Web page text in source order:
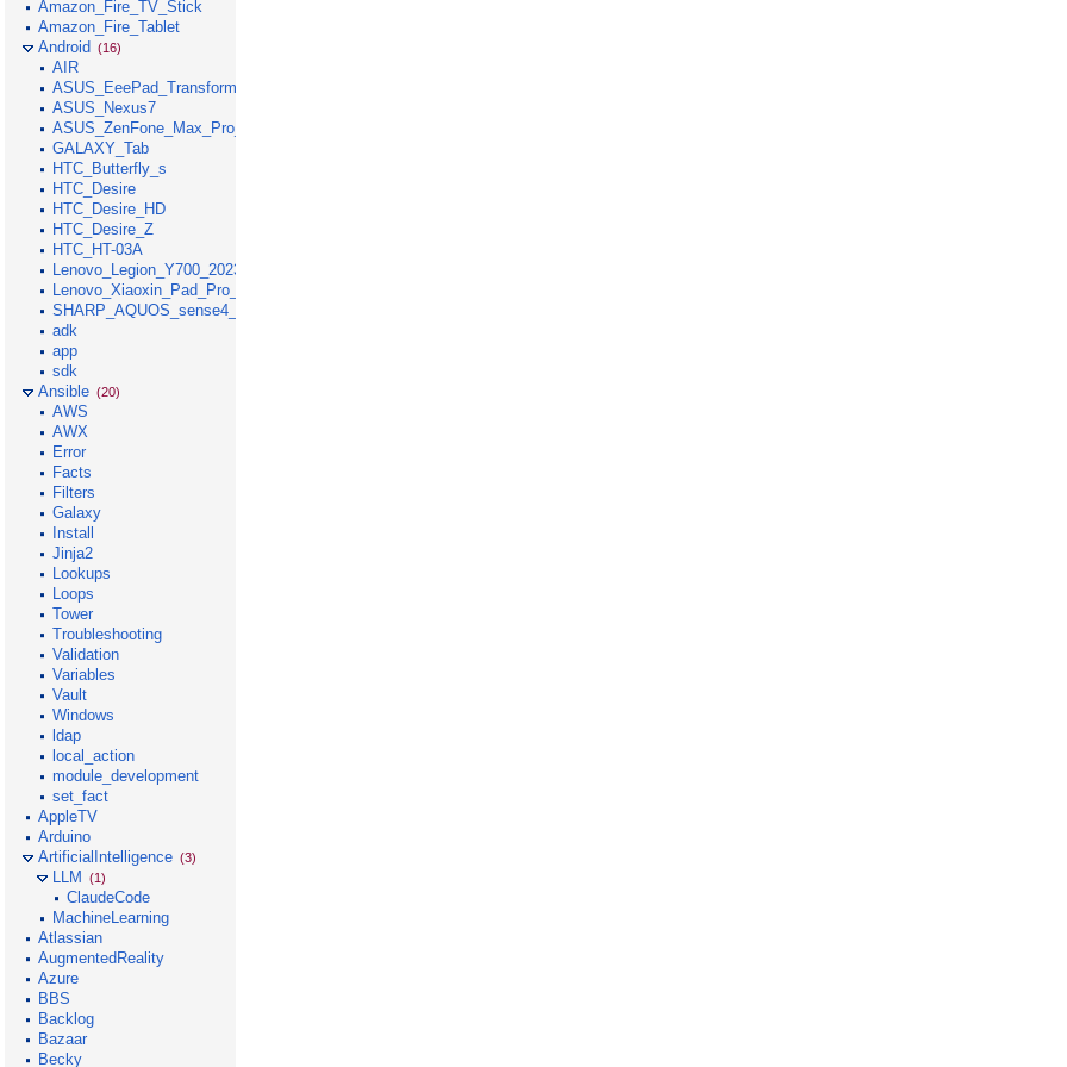
Amazon_Fire_TV_Stick
Amazon_Fire_Tablet
Android (16)
AIR
ASUS_EeePad_Transformer
ASUS_Nexus7
ASUS_ZenFone_Max_Pro_M1
GALAXY_Tab
HTC_Butterfly_s
HTC_Desire
HTC_Desire_HD
HTC_Desire_Z
HTC_HT-03A
Lenovo_Legion_Y700_2023
Lenovo_Xiaoxin_Pad_Pro_GT_2025
SHARP_AQUOS_sense4_lite
adk
app
sdk
Ansible (20)
AWS
AWX
Error
Facts
Filters
Galaxy
Install
Jinja2
Lookups
Loops
Tower
Troubleshooting
Validation
Variables
Vault
Windows
ldap
local_action
module_development
set_fact
AppleTV
Arduino
ArtificialIntelligence (3)
LLM (1)
ClaudeCode
MachineLearning
Atlassian
AugmentedReality
Azure
BBS
Backlog
Bazaar
Becky